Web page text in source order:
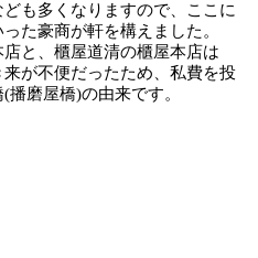
も多くなりますので、ここに
た豪商が軒を構えました。
と、櫃屋道清の櫃屋本店は
来が不便だったため、私費を投
磨屋橋)の由来です。